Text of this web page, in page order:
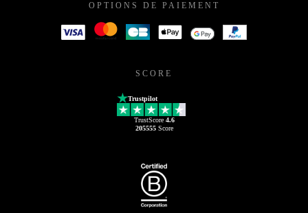
OPTIONS DE PAIEMENT
SCORE
Trustpilot
TrustScore 4.6
205555Score